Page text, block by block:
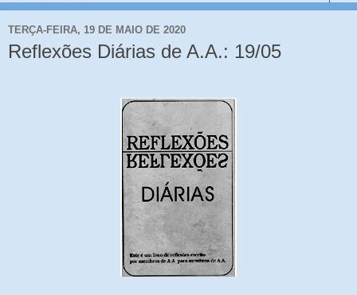
TERÇA-FEIRA, 19 DE MAIO DE 2020
Reflexões Diárias de A.A.: 19/05